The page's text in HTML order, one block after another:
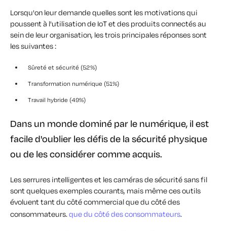
Lorsqu'on leur demande quelles sont les motivations qui
poussent à l'utilisation de IoT et des produits connectés au
sein de leur organisation, les trois principales réponses sont
les suivantes :
Sûreté et sécurité (52%)
Transformation numérique (51%)
Travail hybride (49%)
Dans un monde dominé par le numérique, il est
facile d'oublier les défis de la sécurité physique
ou de les considérer comme acquis.
Les serrures intelligentes et les caméras de sécurité sans fil
sont quelques exemples courants, mais même ces outils
évoluent tant du côté commercial que du côté des
consommateurs.que du côté des consommateurs.